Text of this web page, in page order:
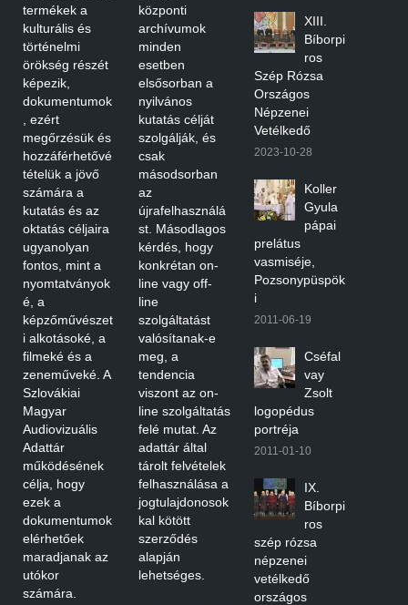
termékek a
kulturális és
történelmi
örökség részét
képezik,
dokumentumok
, ezért
megőrzésük és
hozzáférhetővé
tételük a jövő
számára a
kutatás és az
oktatás céljaira
ugyanolyan
fontos, mint a
nyomtatványok
é, a
képzőművészet
i alkotásoké, a
filmeké és a
zeneműveké. A
Szlovákiai
Magyar
Audiovizuális
Adattár
működésének
célja, hogy
ezek a
dokumentumok
elérhetőek
maradjanak az
utókor
számára.
központi
archívumok
minden
esetben
elsősorban a
nyilvános
kutatás célját
szolgálják, és
csak
másodsorban
az
újrafelhasználá
st. Másodlagos
kérdés, hogy
konkrétan on-
line vagy off-
line
szolgáltatást
valósítanak-e
meg, a
tendencia
viszont az on-
line szolgáltatás
felé mutat. Az
adattár által
tárolt felvételek
felhasználása a
jogtulajdonosok
kal kötött
szerződés
alapján
lehetséges.
XIII.
Bíborpi
ros
Szép Rózsa
Országos
Népzenei
Vetélkedő
2023-10-28
Koller
Gyula
pápai
prelátus
vasmiséje,
Pozsonypüspök
i
2011-06-19
Cséfal
vay
Zsolt
logopédus
portréja
2011-01-10
IX.
Bíborpi
ros
szép rózsa
népzenei
vetélkedő
országos